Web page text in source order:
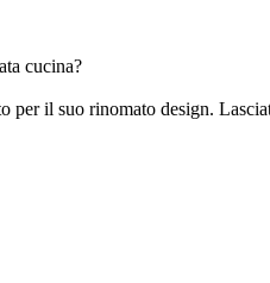
cucina?
per il suo rinomato design.